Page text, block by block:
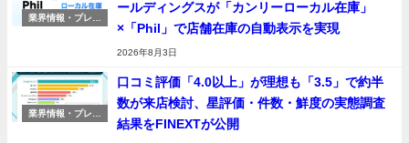
業界情報・プレス
ールディングスが「カンリーローカル在庫」
×「Phil」で店舗在庫の自動表示を実現
2026年8月3日
業界情報・プレス
口コミ評価「4.0以上」が理想も「3.5」で約半
数が来店検討、星評価・件数・鮮度の実態調査
結果をFINEXTが公開